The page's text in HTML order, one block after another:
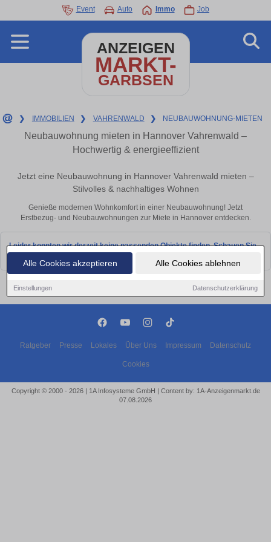
Alle Cookies akzeptieren Alle Cookies ablehnen
Einstellungen Datenschutzerklärung
Event Auto Immo Job
ANZEIGEN
MARKT-
GARBSEN
❯ IMMOBILIEN ❯ VAHRENWALD ❯ NEUBAUWOHNUNG-MIETEN
Neubauwohnung mieten in Hannover Vahrenwald –
Hochwertig & energieeffizient
Jetzt eine Neubauwohnung in Hannover Vahrenwald mieten –
Stilvolles & nachhaltiges Wohnen
Genieße modernen Wohnkomfort in einer Neubauwohnung! Jetzt
Erstbezug- und Neubauwohnungen zur Miete in Hannover entdecken.
Leider konnten wir derzeit keine passenden Objekte finden. Schauen Sie
Ratgeber Presse Lokales Über Uns Impressum Datenschutz
Cookies
Copyright © 2000 - 2026 | 1A Infosysteme GmbH | Content by: 1A-Anzeigenmarkt.de
07.08.2026